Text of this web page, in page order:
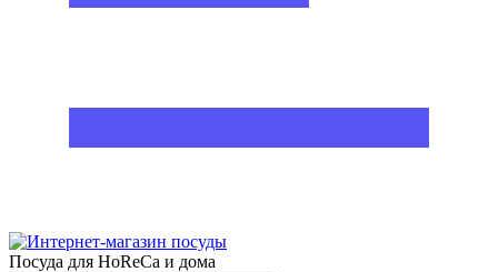
Посуда для HoReCa и дома